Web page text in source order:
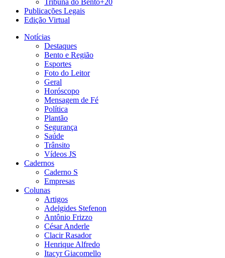
Tribuna do Bento+20
Publicações Legais
Edição Virtual
Notícias
Destaques
Bento e Região
Esportes
Foto do Leitor
Geral
Horóscopo
Mensagem de Fé
Política
Plantão
Segurança
Saúde
Trânsito
Vídeos JS
Cadernos
Caderno S
Empresas
Colunas
Artigos
Adelgides Stefenon
Antônio Frizzo
César Anderle
Clacir Rasador
Henrique Alfredo
Itacyr Giacomello